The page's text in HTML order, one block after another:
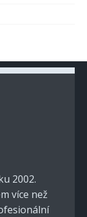
2002.
více než